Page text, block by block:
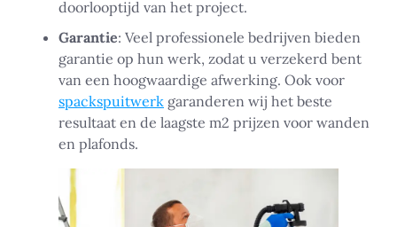
doorlooptijd van het project.
Garantie: Veel professionele bedrijven bieden
garantie op hun werk, zodat u verzekerd bent
van een hoogwaardige afwerking. Ook voor
spackspuitwerk garanderen wij het beste
resultaat en de laagste m2 prijzen voor wanden
en plafonds.